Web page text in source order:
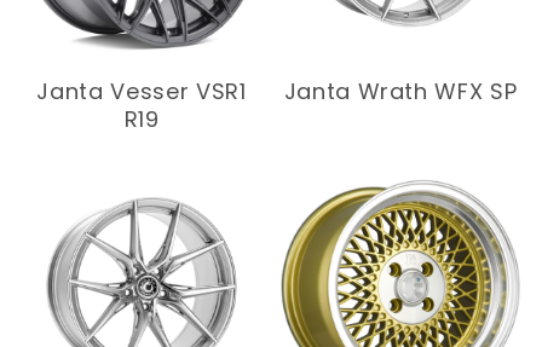
Janta Vesser VSR1
R19
Janta Wrath WFX SP